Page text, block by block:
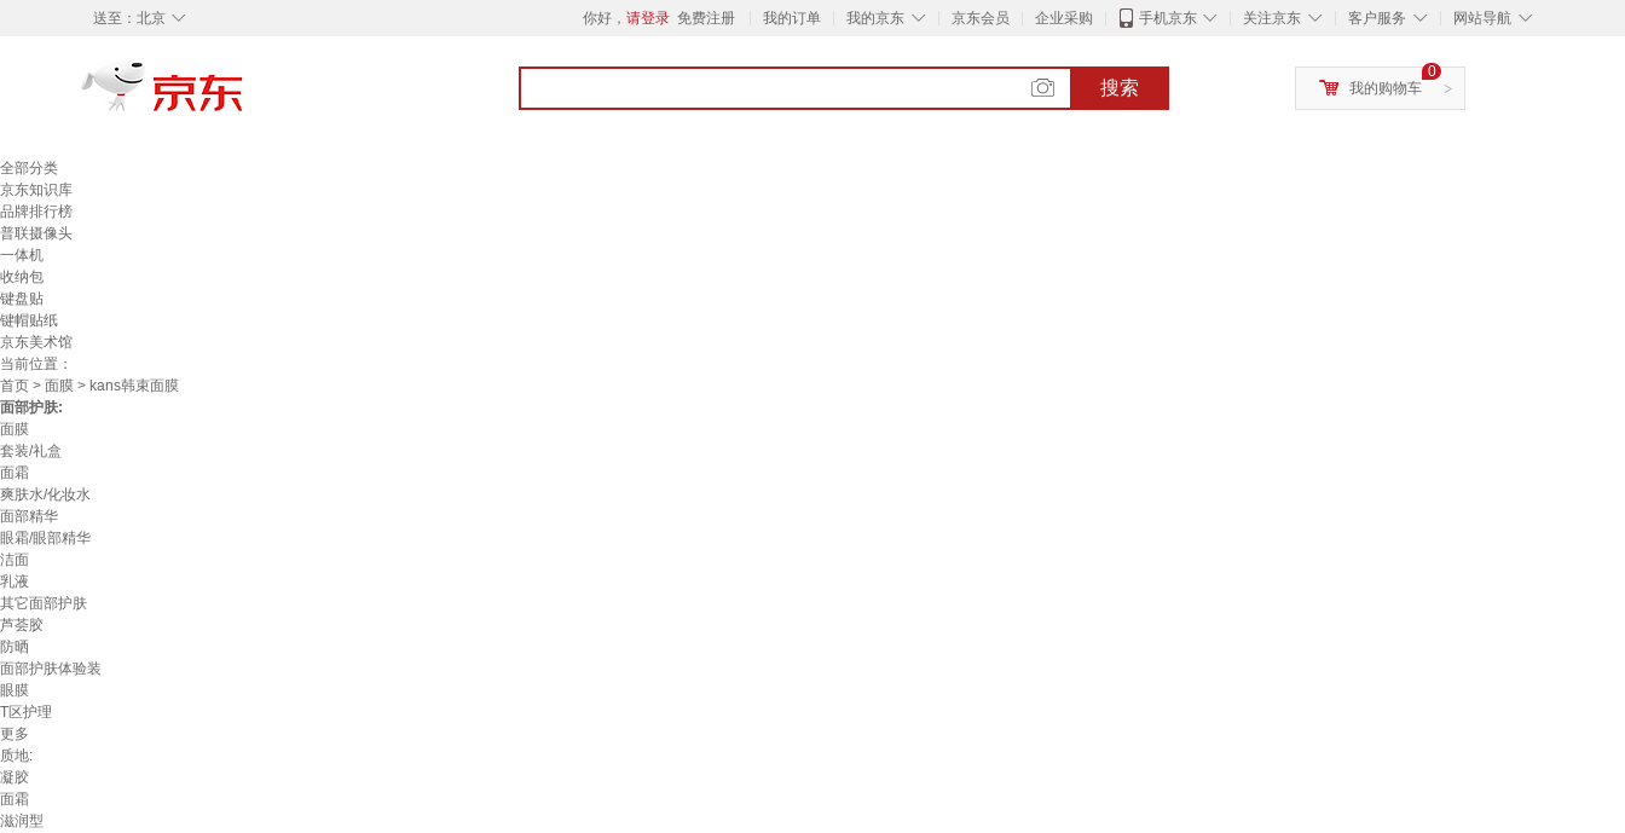
◇
送至： 北京 你好， 请登录 免费注册 我的订单 ◇
我的京东 京东会员 企业采购 ◇
手机京东 ◇
关注京东 ◇
客户服务 ◇
网站导航
搜索 >
0
我的购物车
全部分类
京东知识库
品牌排行榜
普联摄像头
一体机
收纳包
键盘贴
键帽贴纸
京东美术馆
当前位置：
首页 > 面膜 > kans韩束面膜
面部护肤:
面膜
套装/礼盒
面霜
爽肤水/化妆水
面部精华
眼霜/眼部精华
洁面
乳液
其它面部护肤
芦荟胶
防晒
面部护肤体验装
眼膜
T区护理
更多
质地:
凝胶
面霜
滋润型